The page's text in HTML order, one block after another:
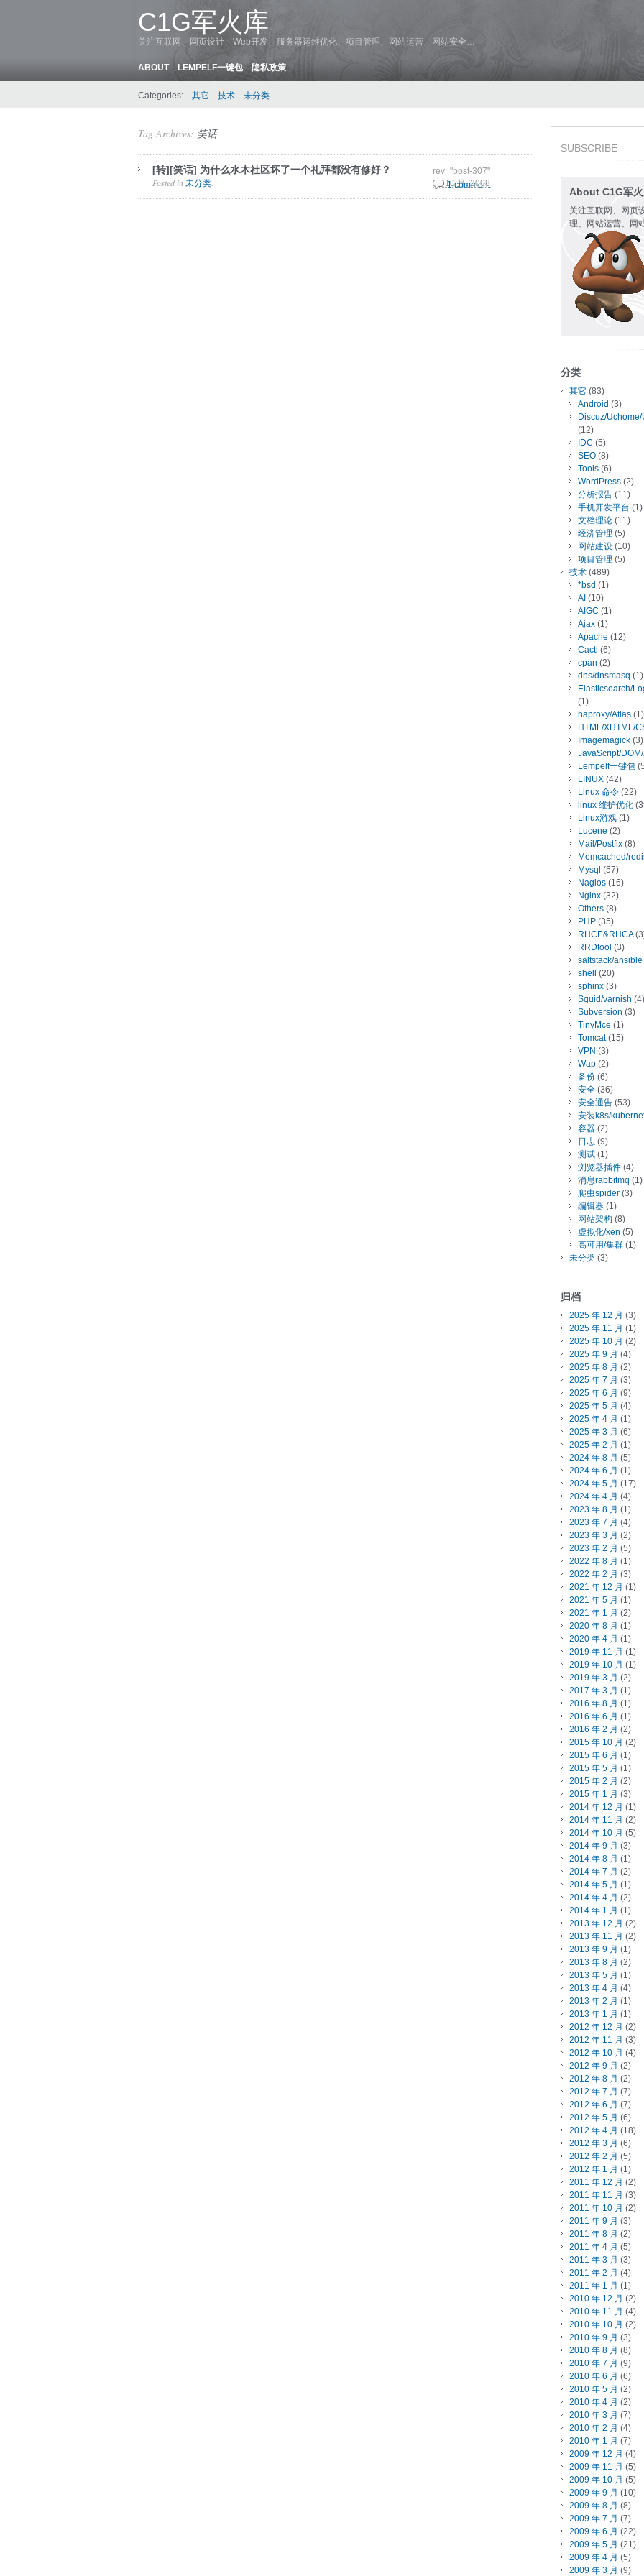
C1G军火库
关注互联网、网页设计、Web开发、服务器运维优化、项目管理、网站运营、网站安全…
ABOUT LEMPELF一键包 隐私政策
Categories: 其它 技术 未分类
Tag Archives: 笑话
[转][笑话] 为什么水木社区坏了一个礼拜都没有修好？
17 10 月, 2008
Posted in 未分类
rev="post-307"
1 comment
SUBSCRIBE
About C1G军
关注互联网、网页
理、网站运营、网
分类
其它 (83)
Android (3)
Discuz/
(12)
IDC (5)
SEO (8)
Tools (6)
WordPress (2)
分析报告 (11)
手机开发平台 (1)
文档理论 (11)
经济管理 (5)
网站建设 (10)
项目管理 (5)
技术 (489)
*bsd (1)
AI (10)
AIGC (1)
Ajax (1)
Apache (12)
Cacti (6)
cpan (2)
dns/dnsmasq (1)
Elasticsearch/
(1)
haproxy/Atlas (1)
HTML/XHTML/
Imagemagick (3)
JavaScript/
Lempelf一键包
LINUX (42)
Linux 命令 (22)
linux 维护优化
Linux游戏 (1)
Lucene (2)
Mail/Postfix (8)
Memcached/
Mysql (57)
Nagios (16)
Nginx (32)
Others (8)
PHP (35)
RHCE&RHCA
RRDtool (3)
saltstack/ansible
shell
(20)
sphinx (3)
Squid/varnish (4)
Subversion (3)
TinyMce (1)
Tomcat(15)
VPN (3)
Wap (2)
备份 (6)
安全 (36)
安全通告 (53)
安装k8s/
容器 (2)
日志 (9)
测试 (1)
浏览器插件 (4)
消息rabbitmq (1)
爬虫spider (3)
编辑器 (1)
网站架构 (8)
虚拟化/xen (5)
高可用/集群 (1)
未分类 (3)
归档
2025 年 12 月 (3)
2025 年 11 月 (1)
2025 年 10 月 (2)
2025 年 9 月 (4)
2025 年 8 月 (2)
2025 年 7 月 (3)
2025 年 6 月 (9)
2025 年 5 月 (4)
2025 年 4 月 (1)
2025 年 3 月 (6)
2025 年 2 月 (1)
2024 年 8 月 (5)
2024 年 6 月 (1)
2024 年 5 月 (17)
2024 年 4 月 (4)
2023 年 8 月 (1)
2023 年 7 月 (4)
2023 年 3 月 (2)
2023 年 2 月 (5)
2022 年 8 月 (1)
2022 年 2 月 (3)
2021 年 12 月 (1)
2021 年 5 月 (1)
2021 年 1 月 (2)
2020 年 8 月 (1)
2020 年 4 月 (1)
2019 年 11 月 (1)
2019 年 10 月 (1)
2019 年 3 月 (2)
2017 年 3 月 (1)
2016 年 8 月 (1)
2016 年 6 月 (1)
2016 年 2 月 (2)
2015 年 10 月 (2)
2015 年 6 月 (1)
2015 年 5 月 (1)
2015 年 2 月 (2)
2015 年 1 月 (3)
2014 年 12 月 (1)
2014 年 11 月 (2)
2014 年 10 月 (5)
2014 年 9 月 (3)
2014 年 8 月 (1)
2014 年 7 月 (2)
2014 年 5 月 (1)
2014 年 4 月 (2)
2014 年 1 月 (1)
2013 年 12 月 (2)
2013 年 11 月 (2)
2013 年 9 月 (1)
2013 年 8 月 (2)
2013 年 5 月 (1)
2013 年 4 月 (4)
2013 年 2 月 (1)
2013 年 1 月 (1)
2012 年 12 月 (2)
2012 年 11 月 (3)
2012 年 10 月 (4)
2012 年 9 月 (2)
2012 年 8 月 (2)
2012 年 7 月 (7)
2012 年 6 月 (7)
2012 年 5 月 (6)
2012 年 4 月 (18)
2012 年 3 月 (6)
2012 年 2 月 (5)
2012 年 1 月 (1)
2011 年 12 月 (2)
2011 年 11 月 (3)
2011 年 10 月 (2)
2011 年 9 月 (3)
2011 年 8 月 (2)
2011 年 4 月 (5)
2011 年 3 月 (3)
2011 年 2 月 (4)
2011 年 1 月 (1)
2010 年 12 月 (2)
2010 年 11 月 (4)
2010 年 10 月 (2)
2010 年 9 月 (3)
2010 年 8 月 (8)
2010 年 7 月 (9)
2010 年 6 月 (6)
2010 年 5 月 (2)
2010 年 4 月 (2)
2010 年 3 月 (7)
2010 年 2 月 (4)
2010 年 1 月 (7)
2009 年 12 月 (4)
2009 年 11 月 (5)
2009 年 10 月 (5)
2009 年 9 月 (10)
2009 年 8 月 (8)
2009 年 7 月 (7)
2009 年 6 月 (22)
2009 年 5 月 (21)
2009 年 4 月 (5)
2009 年 3 月 (9)